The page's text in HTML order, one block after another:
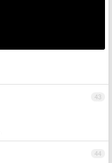
43
44